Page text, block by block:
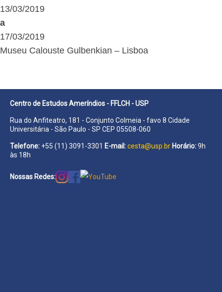
13/03/2019
a
17/03/2019
Museu Calouste Gulbenkian – Lisboa
Centro de Estudos Ameríndios - FFLCH - USP
Rua do Anfiteatro, 181 - Conjunto Colmeia - favo 8 Cidade
Universitária - São Paulo - SP CEP 05508-060
Telefone: +55 (11) 3091-3301 E-mail:cesta@usp.br Horário:9h
às 18h
Nossas Redes: